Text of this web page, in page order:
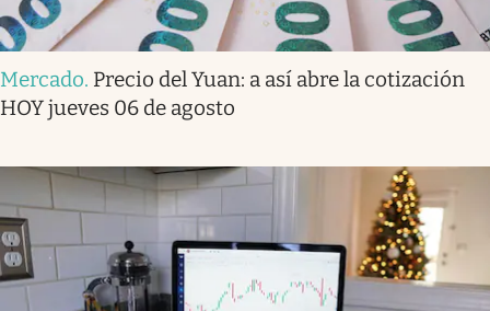
Mercado. Precio del Yuan: a así abre la cotización
HOY jueves 06 de agosto